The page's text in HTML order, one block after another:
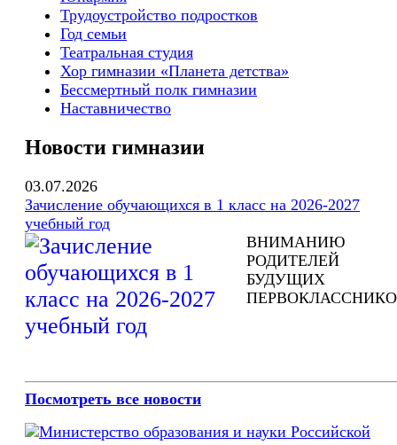
Трудоустройство подростков
Год семьи
Театральная студия
Хор гимназии «Планета детства»
Бессмертный полк гимназии
Наставничество
Новости гимназии
03.07.2026
Зачисление обучающихся в 1 класс на 2026-2027
учебный год
ВНИМАНИЮ
РОДИТЕЛЕЙ
БУДУЩИХ
Посмотреть все новости